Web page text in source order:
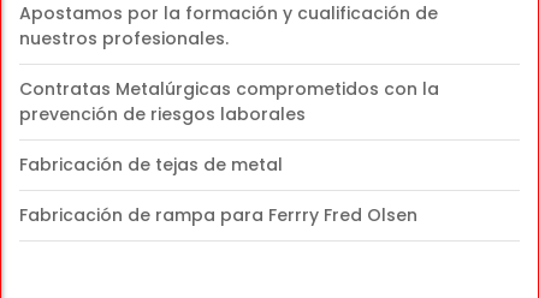
Apostamos por la formación y cualificación de
nuestros profesionales.
Contratas Metalúrgicas comprometidos con la
prevención de riesgos laborales
Fabricación de tejas de metal
Fabricación de rampa para Ferrry Fred Olsen